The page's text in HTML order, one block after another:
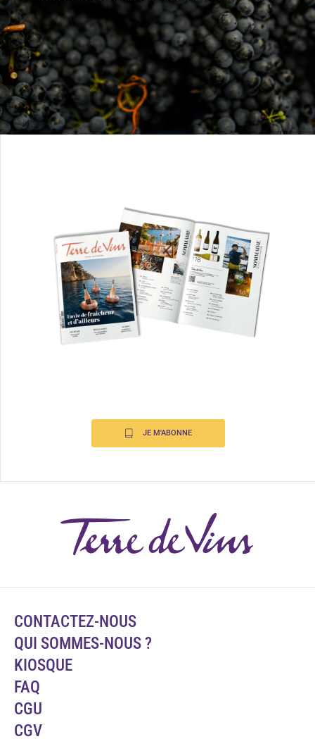
JE M'ABONNE
CONTACTEZ-NOUS
QUI SOMMES-NOUS ?
KIOSQUE
FAQ
CGU
CGV